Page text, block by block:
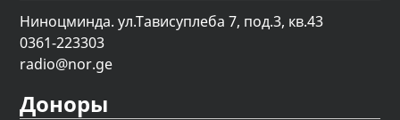
Ниноцминда. ул.Тависуплеба 7, под.3, кв.43
0361-223303
radio@nor.ge
Доноры